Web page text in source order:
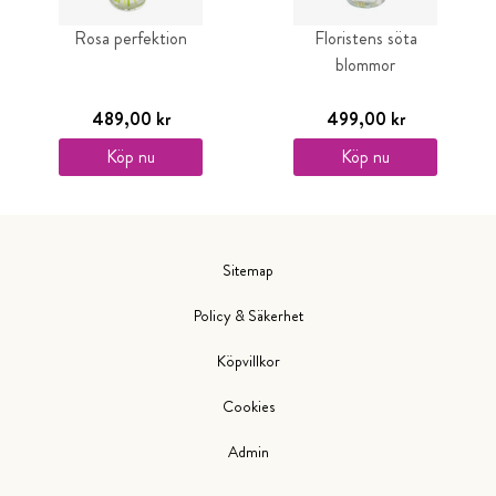
Rosa perfektion
489,00 kr
Köp nu
Floristens söta
blommor
499,00 kr
Köp nu
Sitemap
Policy & Säkerhet
Köpvillkor
Cookies
Admin